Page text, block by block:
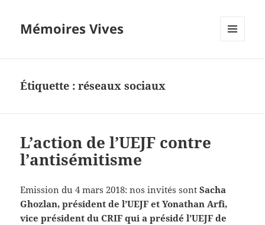
Mémoires Vives
Étiquette :réseaux sociaux
L’action de l’UEJF contre
l’antisémitisme
Emission du 4 mars 2018: nos invités sontSacha
Ghozlan, président de l’UEJF et Yonathan Arfi,
vice président du CRIF qui a présidé l’UEJF de